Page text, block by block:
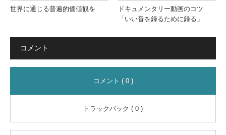
世界に通じる普遍的価値観を
ドキュメンタリー動画のコツ
「いい音を録るために録る」
コメント
コメント ( 0 )
トラックバック ( 0 )